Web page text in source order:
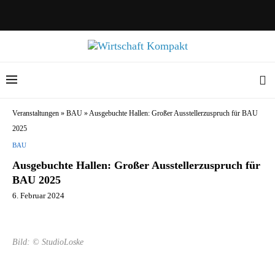
Veranstaltungen » BAU »Ausgebuchte Hallen: Großer Ausstellerzuspruch für BAU
2025
BAU
Ausgebuchte Hallen: Großer Ausstellerzuspruch für
BAU 2025
6. Februar 2024
Bild: © StudioLoske